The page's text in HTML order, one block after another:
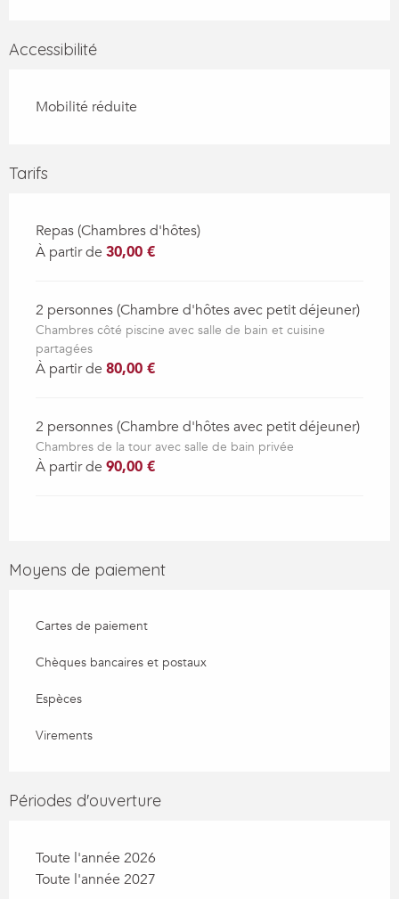
Accessibilité
Mobilité réduite
Tarifs
Repas (Chambres d'hôtes)
À partir de 30,00 €
2 personnes (Chambre d'hôtes avec petit déjeuner)
Chambres côté piscine avec salle de bain et cuisine
partagées
À partir de 80,00 €
2 personnes (Chambre d'hôtes avec petit déjeuner)
Chambres de la tour avec salle de bain privée
À partir de 90,00 €
Moyens de paiement
Cartes de paiement
Chèques bancaires et postaux
Espèces
Virements
Périodes d'ouverture
Toute l'année 2026
Toute l'année 2027